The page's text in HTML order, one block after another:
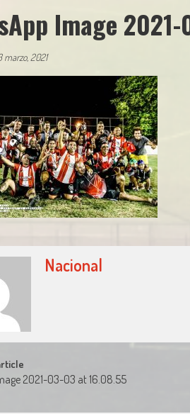
Image
marzo, 2021
Nacional
2021-03-03 at 16.08.55